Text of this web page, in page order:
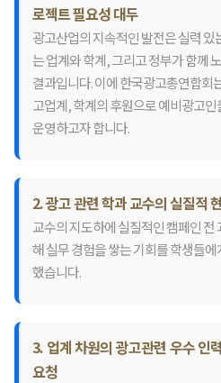
로젝트 필요성 대두
광고산업의 지속적인 발전은 실력 있
는 업계와 학계, 그리고 정부가 함께
결과입니다. 이에 한국광고총연합회
고업계, 학계의 후원으로 예비광고
운영하고자 합니다.
2. 광고 관련 학과 교수의 실질적
교수의 지도하에 실질적인 캠페인
해 실무 경험을 쌓는 기회를 학생들
했습니다.
3. 업계 차원의 광고관련 우수 인
요청